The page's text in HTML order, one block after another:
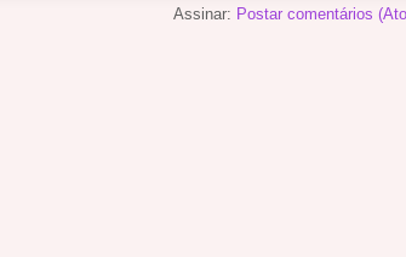
Assinar: Postar comentários